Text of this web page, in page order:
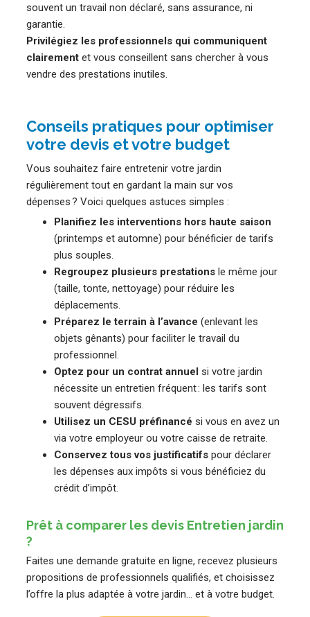
souvent un travail non déclaré, sans assurance, ni
garantie.
Privilégiez les professionnels qui communiquent
clairement et vous conseillent sans chercher à vous
vendre des prestations inutiles.
Conseils pratiques pour optimiser
votre devis et votre budget
Vous souhaitez faire entretenir votre jardin
régulièrement tout en gardant la main sur vos
dépenses ? Voici quelques astuces simples :
Planifiez les interventions hors haute saison
(printemps et automne) pour bénéficier de tarifs
plus souples.
Regroupez plusieurs prestations le même jour
(taille, tonte, nettoyage) pour réduire les
déplacements.
Préparez le terrain à l’avance (enlevant les
objets gênants) pour faciliter le travail du
professionnel.
Optez pour un contrat annuel si votre jardin
nécessite un entretien fréquent : les tarifs sont
souvent dégressifs.
Utilisez un CESU préfinancé si vous en avez un
via votre employeur ou votre caisse de retraite.
Conservez tous vos justificatifs pour déclarer
les dépenses aux impôts si vous bénéficiez du
crédit d’impôt.
Prêt à comparer les devis Entretien jardin
?
Faites une demande gratuite en ligne, recevez plusieurs
propositions de professionnels qualifiés, et choisissez
l’offre la plus adaptée à votre jardin… et à votre budget.